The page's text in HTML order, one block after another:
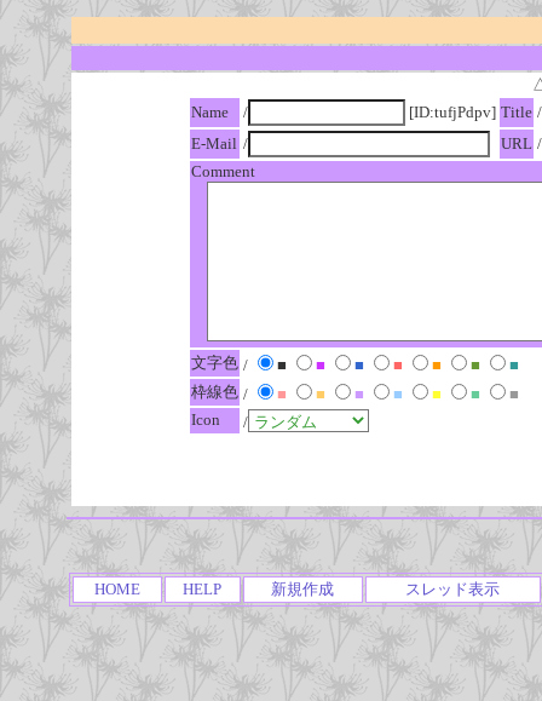
Name
/ [ID:tufjPdpv] Title /
E-Mail / URL /
Comment
文字色 / ■ ■ ■ ■ ■ ■
■
枠線色 / ■ ■ ■ ■ ■ ■
■
Icon
/
HOME HELP 新規作成 スレッド表示